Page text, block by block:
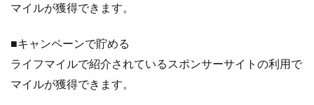
マイルが獲得できます。
■キャンペーンで貯める
ライフマイルで紹介されているスポンサーサイトの利用で
マイルが獲得できます。